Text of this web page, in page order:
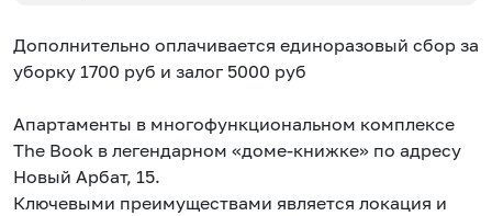
Дополнительно оплачивается единоразовый сбор за
уборку 1700 руб и залог 5000 руб
Апартаменты в многофункциональном комплексе
The Book в легендарном «доме-книжке» по адресу
Новый Арбат, 15.
Ключевыми преимуществами является локация и